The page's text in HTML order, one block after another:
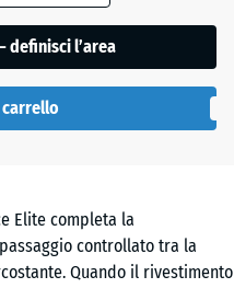
Elite completa la
controllato tra la
Quando il rivestimento
definisci l’area
carrello